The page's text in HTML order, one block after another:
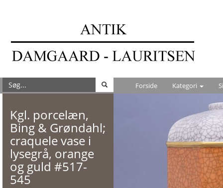
Forside Kategori
Kgl. porcelæn,
Bing & Grøndahl;
craquele vase i
lysegrå, orange
og guld #517-
545